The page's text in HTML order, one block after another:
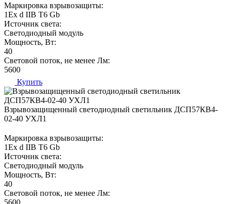
Маркировка взрывозащиты:
1Ех d IIВ T6 Gb
Источник света:
Светодиодный модуль
Мощность, Вт:
40
Световой поток, не менее Лм:
5600
Купить
Взрывозащищенный светодиодный светильник ДСП57КВ4-
02-40 УХЛ1
Маркировка взрывозащиты:
1Ех d IIВ T6 Gb
Источник света:
Светодиодный модуль
Мощность, Вт:
40
Световой поток, не менее Лм:
5600